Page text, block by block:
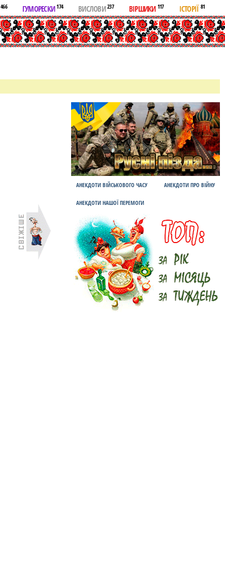
466 ГУМОРЕСКИ174 ВИСЛОВИ237 ВІРШИКИ 117 ІСТОРІЇ 81
АНЕКДОТИ ВІЙСЬКОВОГО ЧАСУ АНЕКДОТИ ПРО ВІЙНУ
АНЕКДОТИ НАШОЇ ПЕРЕМОГИ